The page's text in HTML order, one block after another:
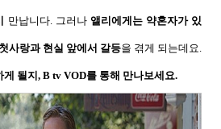
만납니다. 그러나 앨리에게는 약혼자가 있
사랑과 현실 앞에서 갈등을 겪게 되는데요.
될지 , B tv VOD를 통해 만나보세요.